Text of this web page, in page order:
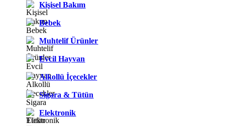
Kişisel Bakım
Bebek
Muhtelif Ürünler
Evcil Hayvan
Alkollü İçecekler
Sigara & Tütün
Elektronik